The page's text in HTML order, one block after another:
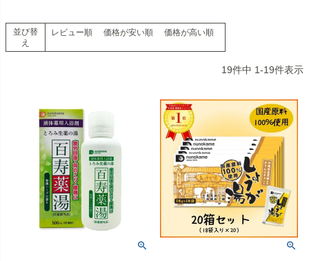
並び替
え
レビュー順 価格が安い順 価格が高い順
19件中 1-19件表示